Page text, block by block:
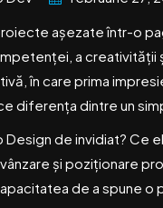
așezate într-o
a creativității
în care prima
diferența dintre un
de invidiat? Ce
și poziționare
de a spune